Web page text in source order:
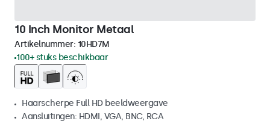
10 Inch Monitor Metaal
Artikelnummer: 10HD7M
100+ stuks beschikbaar
Haarscherpe Full HD beeldweergave
Aansluitingen: HDMI, VGA, BNC, RCA